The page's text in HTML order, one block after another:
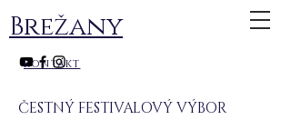
kontakt
Brežany
ČESTNÝ FESTIVALOVÝ VÝBOR